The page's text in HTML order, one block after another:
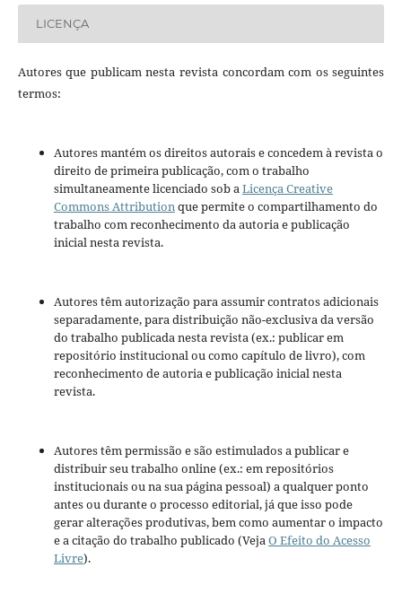
LICENÇA
Autores que publicam nesta revista concordam com os seguintes
termos:
Autores mantém os direitos autorais e concedem à revista o
direito de primeira publicação, com o trabalho
simultaneamente licenciado sob aLicença Creative
Commons Attributionque permite o compartilhamento do
trabalho com reconhecimento da autoria e publicação
inicial nesta revista.
Autores têm autorização para assumir contratos adicionais
separadamente, para distribuição não-exclusiva da versão
do trabalho publicada nesta revista (ex.: publicar em
repositório institucional ou como capítulo de livro), com
reconhecimento de autoria e publicação inicial nesta
revista.
Autores têm permissão e são estimulados a publicar e
distribuir seu trabalho online (ex.: em repositórios
institucionais ou na sua página pessoal) a qualquer ponto
antes ou durante o processo editorial, já que isso pode
gerar alterações produtivas, bem como aumentar o impacto
e a citação do trabalho publicado (VejaO Efeito do Acesso
Livre).